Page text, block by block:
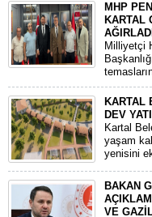
MHP
KARTAL
AĞIRLADI
​Milliyetçi
KARTAL
DEV
Kartal
yaşam
yenisini
BAKAN
VE